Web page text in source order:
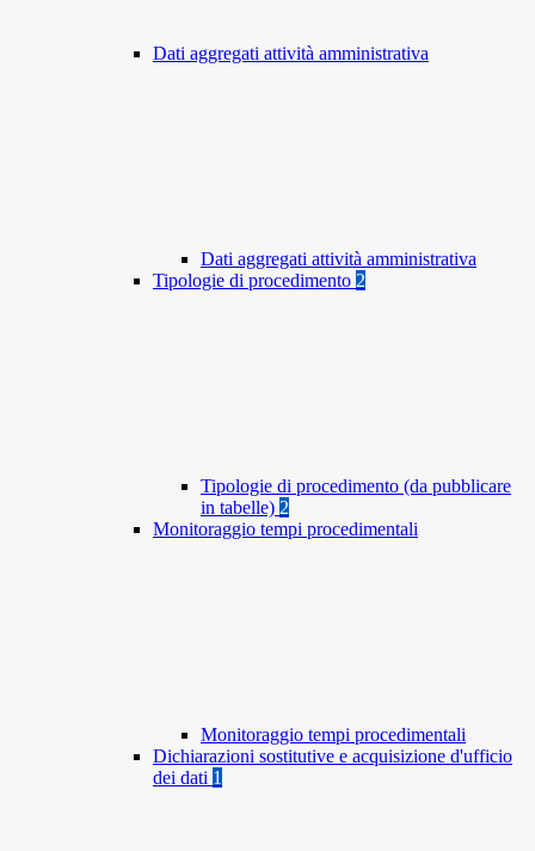
Dati aggregati attività amministrativa
Dati aggregati attività amministrativa
Tipologie di procedimento 2
Tipologie di procedimento (da pubblicare
in tabelle) 2
Monitoraggio tempi procedimentali
Monitoraggio tempi procedimentali
Dichiarazioni sostitutive e acquisizione d'ufficio
dei dati 1